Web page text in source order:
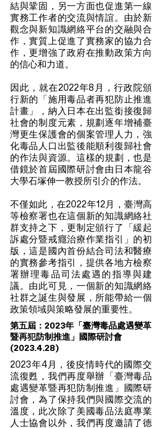
結與鞏固，另一方面也促進第一線
實務工作者的交流與情誼。由於新
觀念與新知識網絡平台的交融與合
作，實質上促進了實務家的協力合
作，更增強了政府在推動政策方向
的信心和力道。
因此，就在2022年8月，行政院頒
行新的「施用毒品者再犯防止推進
計畫」，納入日本在出監銜接復歸
社會的制度元素，規劃逐年增補臺
灣更生保護會的個案管理人力，強
化毒品人口出監後能順利復歸社會
的作法與資源。這樣的規劃，也是
借鏡於首屆國際研討會由日本龍谷
大學石塚伸一教授所引介的作法。
不僅如此，在2022年12月，臺灣高
等檢察署也在這個新的知識網絡社
群支持之下，更制定頒行了「緩起
訴處分暨戒癮治療作業指引」的初
版，這是國內首份結合司法和醫療
的實務參考指引，提供各地方檢察
署辦理毒品司法處遇的指導與建
議。由此可見，一個新的知識網絡
社群之誕生與發展，所能帶給一個
政策領域與策略發展的重要性。
第五屆：2023年「臺灣毒品處遇變革
暨再犯防制推進」國際研討會
(2023.4.28)
2023年4月，後疫情時代的國際交
流復甦，我們再度舉辦「臺灣毒品
處遇變革暨再犯防制推進」國際研
討會，為了保持我們與國際交流的
溫度，此次除了美國毒品法庭專業
人士協會以外，我們再度邀請了德